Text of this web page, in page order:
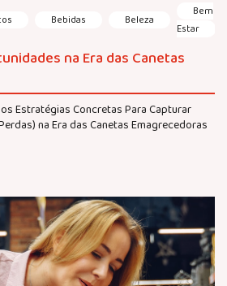
Bebidas Beleza
Bem
Estar
na Era das Canetas
Estratégias Concretas Para Capturar
na Era das Canetas Emagrecedoras